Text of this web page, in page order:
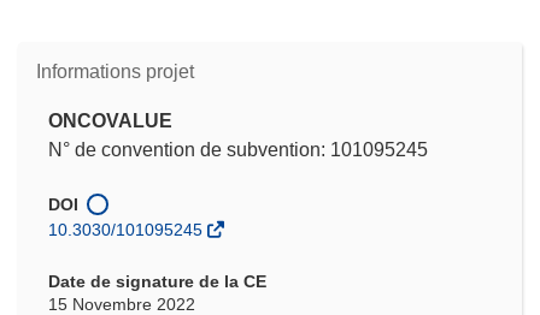
Informations projet
ONCOVALUE
N° de convention de subvention: 101095245
DOI
10.3030/101095245
Date de signature de la CE
15 Novembre 2022